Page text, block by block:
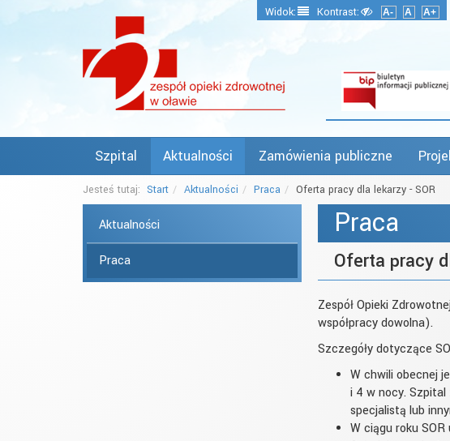
Widok: Kontrast: A- A A+
Szpital Aktualności Zamówienia publiczne
Jesteś tutaj: Start Aktualności Praca Oferta pracy dla lekarzy - SOR
Praca
Oferta pracy
Zespół Opieki
współpracy dowolna).
Szczegóły dotyczące
W chwili obecnej
i 4 w nocy.
specjalistą lub
W ciągu roku
Aktualności
Praca